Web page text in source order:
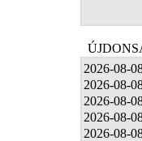
2026-08-
2026-08-
2026-08-
2026-08-
2026-08-